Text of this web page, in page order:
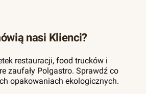
nasi Klienci?
restauracji, food trucków i
zaufały Polgastro. Sprawdź co
opakowaniach ekologicznych.